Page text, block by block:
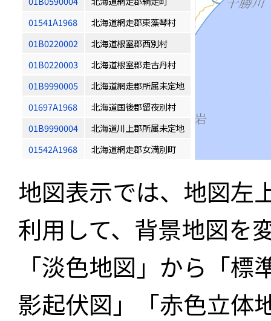
01541A1968
北海道網走郡東藻琴村
01B0220002
北海道根室郡西別村
01B0220003
北海道根室郡走古丹村
01B9990005
北海道網走郡所属未定地
01697A1968
北海道国後郡留夜別村
01B9990004
北海道川上郡所属未定地
01542A1968
北海道網走郡女満別町
地図表示では、地図左
利用して、背景地図を
「淡色地図」から「
影起伏図」「赤色立体